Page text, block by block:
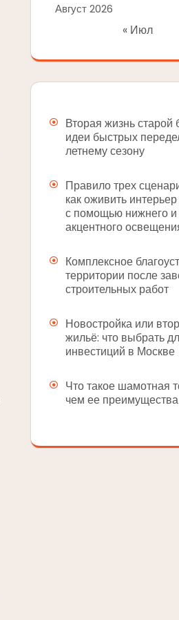
Август 2026
« Июл
Вторая жизнь старой
идеи быстрых
летнему сезону
Правило трех
как оживить
с помощью нижнего и
акцентного
Комплексное
территории после
строительных работ
Новостройка или
жильё: что выбрать
инвестиций в Москве
Что такое шамотная
чем ее преимущества